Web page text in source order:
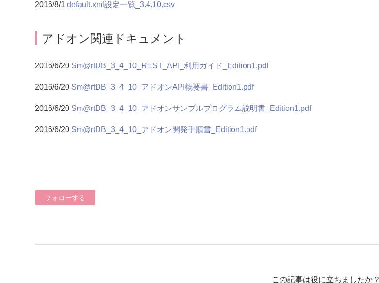
2016/8/1 default.xml設定一覧_3.4.10.csv
アドオン関連ドキュメント
2016/6/20 Sm@rtDB_3_4_10_REST_API_利用ガイド_Edition1.pdf
2016/6/20 Sm@rtDB_3_4_10_アドオンAPI概要書_Edition1.pdf
2016/6/20 Sm@rtDB_3_4_10_アドオンサンプルプログラム説明書_Edition1.pdf
2016/6/20 Sm@rtDB_3_4_10_アドオン開発手順書_Edition1.pdf
フォローする
この記事は役に立ちましたか？